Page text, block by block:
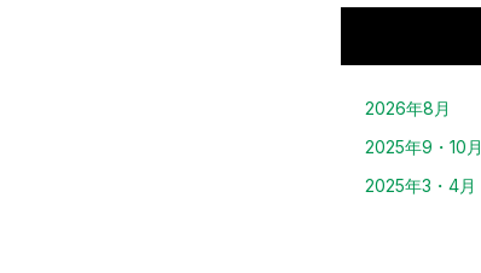
2026年8 月
2025年9・10 月
2025年3・4月